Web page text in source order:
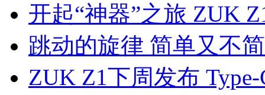
开起“神器”之旅 ZUK
跳动的旋律 简单又不
ZUK Z1下周发布